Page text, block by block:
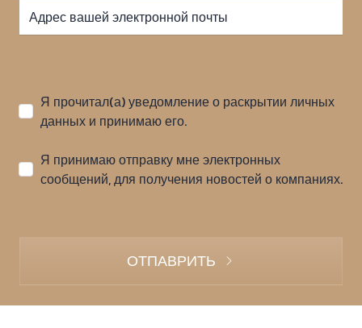
Я прочитал(а) уведомление о раскрытии личных
данных и принимаю его.
Я принимаю отправку мне электронных
сообщений, для получения новостей о компаниях.
ОТПАВРИТЬ